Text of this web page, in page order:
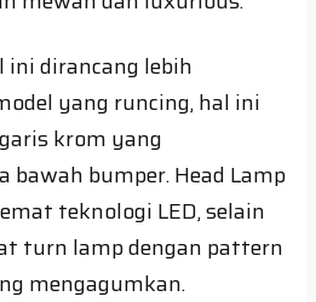
dirancang lebih
yang runcing, hal ini
krom yang
bawah bumper. Head Lamp
teknologi LED, selain
turn lamp dengan pattern
mengagumkan.